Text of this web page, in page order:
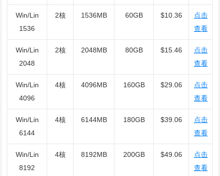
Win/Lin
1536
2核 1536MB 60GB $10.36
点击
查看
Win/Lin
2048
2核 2048MB 80GB $15.46
点击
查看
Win/Lin
4096
4核 4096MB 160GB $29.06
点击
查看
Win/Lin
6144
4核 6144MB 180GB $39.06
点击
查看
Win/Lin
8192
4核 8192MB 200GB $49.06
点击
查看